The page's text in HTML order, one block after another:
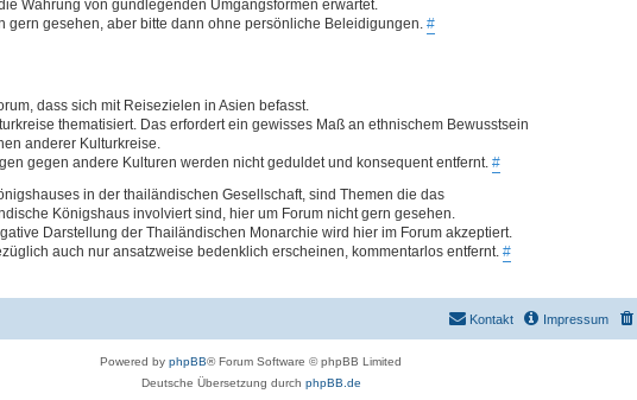
Wahrung von gundlegenden Umgangsformen erwartet.
gesehen, aber bitte dann ohne persönliche Beleidigungen. #
dass sich mit Reisezielen in Asien befasst.
thematisiert. Das erfordert ein gewisses Maß an ethnischem Bewusstsein
anderer Kulturkreise.
gegen andere Kulturen werden nicht geduldet und konsequent entfernt. #
in der thailändischen Gesellschaft, sind Themen die das
Königshaus involviert sind, hier um Forum nicht gern gesehen.
Darstellung der Thailändischen Monarchie wird hier im Forum akzeptiert.
auch nur ansatzweise bedenklich erscheinen, kommentarlos entfernt. #
Impressum
Kontakt
Powered by phpBB® Forum Software © phpBB Limited
Deutsche Übersetzung durch phpBB.de